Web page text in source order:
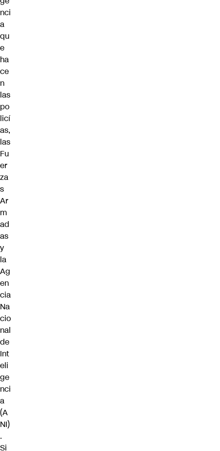
nci
a
qu
e
ha
ce
n
las
po
licí
as,
las
Fu
er
za
s
Ar
m
ad
as
y
la
Ag
en
cia
Na
cio
nal
de
Int
eli
ge
nci
a
(A
NI)
.
Si